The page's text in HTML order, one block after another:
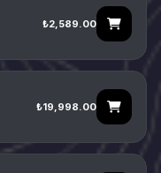
₺2,589.00
₺19,998.00